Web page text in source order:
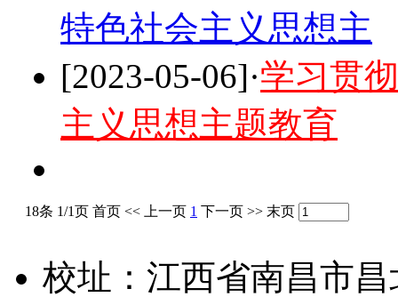
特色社会主义思想主
[2023-05-06]·学习贯
主义思想主题教育
18条 1/1页 首页 << 上一页 1 下一页 >> 末页
校址：江西省南昌市